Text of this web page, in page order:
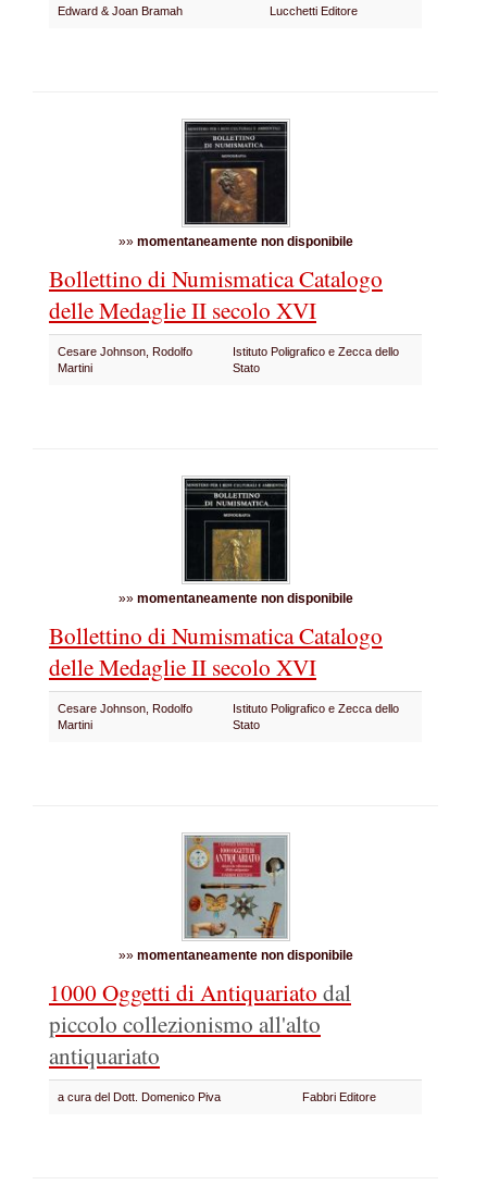
Edward & Joan Bramah Lucchetti Editore
»» momentaneamente non disponibile
Bollettino di Numismatica Catalogo
delle Medaglie II secolo XVI
Cesare Johnson, Rodolfo
Martini
Istituto Poligrafico e Zecca dello
Stato
»» momentaneamente non disponibile
Bollettino di Numismatica Catalogo
delle Medaglie II secolo XVI
Cesare Johnson, Rodolfo
Martini
Istituto Poligrafico e Zecca dello
Stato
»» momentaneamente non disponibile
1000 Oggetti di Antiquariato dal
piccolo collezionismo all'alto
antiquariato
a cura del Dott. Domenico Piva Fabbri Editore